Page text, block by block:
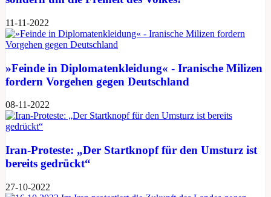
11-11-2022
»Feinde in Diplomatenkleidung« - Iranische Milizen
fordern Vorgehen gegen Deutschland
08-11-2022
Iran-Proteste: „Der Startknopf für den Umsturz ist
bereits gedrückt“
27-10-2022